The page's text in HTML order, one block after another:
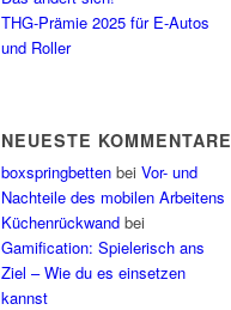
THG-Prämie 2025 für E-Autos
und Roller
NEUESTE KOMMENTARE
boxspringbetten beiVor- und
Nachteile des mobilen Arbeitens
Küchenrückwand bei
Gamification: Spielerisch ans
Ziel – Wie du es einsetzen
kannst